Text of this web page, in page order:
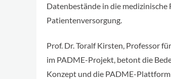
Datenbestände in die medizinische
Patientenversorgung.
Prof. Dr. Toralf Kirsten, Professor
im PADME-Projekt, betont die
Konzept und die PADME-